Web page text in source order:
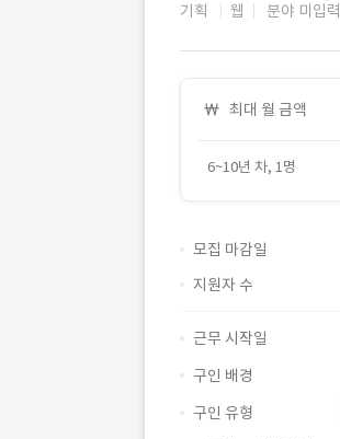
기획 웹 분야 미입력
최대 월 금액
6~10년 차, 1명
모집 마감일
지원자 수
근무 시작일
구인 배경
구인 유형